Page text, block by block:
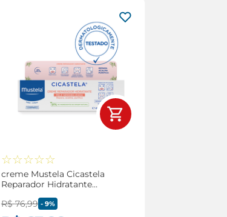
☆☆☆☆☆
creme Mustela Cicastela
Reparador Hidratante
R$ 76,99 - 9%